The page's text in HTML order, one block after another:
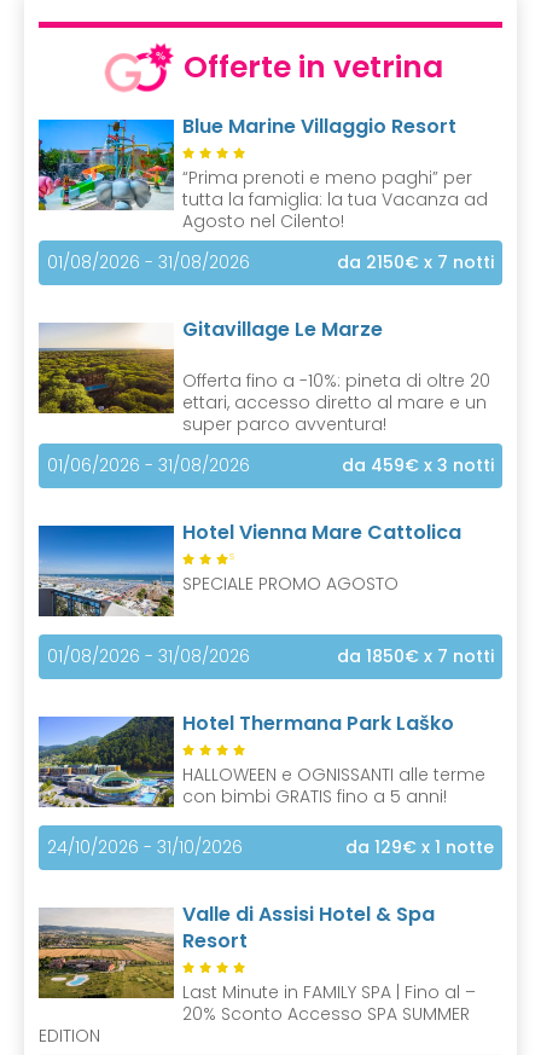
Offerte in vetrina
Blue Marine Villaggio Resort
“Prima prenoti e meno paghi” per
tutta la famiglia: la tua Vacanza ad
Agosto nel Cilento!
01/08/2026 - 31/08/2026
da 2150€ x 7 notti
Gitavillage Le Marze
Offerta fino a -10%: pineta di oltre 20
ettari, accesso diretto al mare e un
super parco avventura!
01/06/2026 - 31/08/2026
da 459€ x 3 notti
Hotel Vienna Mare Cattolica
S
SPECIALE PROMO AGOSTO
01/08/2026 - 31/08/2026 da 1850€ x 7 notti
Hotel Thermana Park Laško
HALLOWEEN e OGNISSANTI alle terme
con bimbi GRATIS fino a 5 anni!
24/10/2026 - 31/10/2026 da 129€ x 1 notte
Valle di Assisi Hotel & Spa
Resort
Last Minute in FAMILY SPA | Fino al –
20% Sconto Accesso SPA SUMMER
EDITION